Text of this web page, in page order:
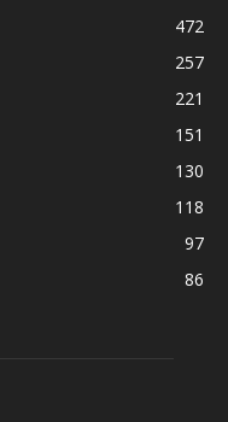
472
257
221
151
130
118
97
86